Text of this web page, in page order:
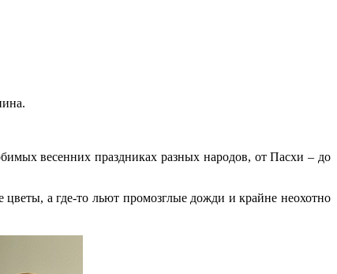
весенних праздниках разных народов, от Пасхи – до
а где-то льют промозглые дожди и крайне неохотно